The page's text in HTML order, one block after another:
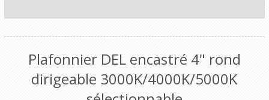
Plafonnier DEL encastré 4" rond
dirigeable 3000K/4000K/5000K